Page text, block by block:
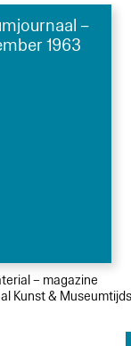
–
1963
– magazine
Kunst &